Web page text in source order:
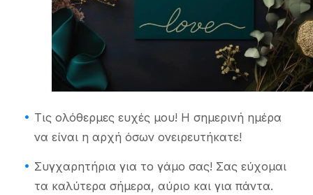
Τις ολόθερμες ευχές μου! Η σημερινή ημέρα
να είναι η αρχή όσων ονειρευτήκατε!
Συγχαρητήρια για το γάμο σας! Σας εύχομαι
τα καλύτερα σήμερα, αύριο και για πάντα.